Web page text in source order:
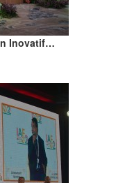
Inovatif…